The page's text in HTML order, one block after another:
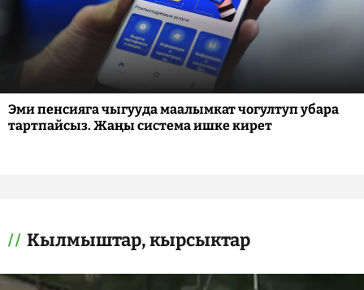
Эми пенсияга чыгууда маалымкат чогултуп убара
тартпайсыз. Жаңы система ишке кирет
Кылмыштар, кырсыктар